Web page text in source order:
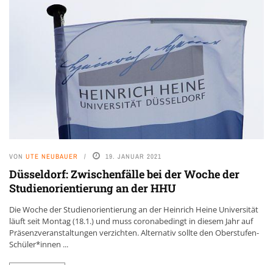
VON UTE NEUBAUER 19. JANUAR 2021
Düsseldorf: Zwischenfälle bei der Woche der
Studienorientierung an der HHU
Die Woche der Studienorientierung an der Heinrich Heine Universität
läuft seit Montag (18.1.) und muss coronabedingt in diesem Jahr auf
Präsenzveranstaltungen verzichten. Alternativ sollte den Oberstufen-
Schüler*innen ...